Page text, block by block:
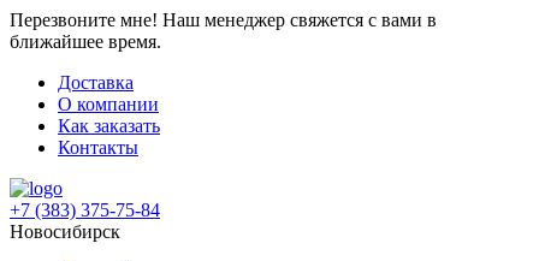
Перезвоните мне! Наш менеджер свяжется с вами в
ближайшее время.
Доставка
О компании
Как заказать
Контакты
+7 (383) 375-75-84
Новосибирск